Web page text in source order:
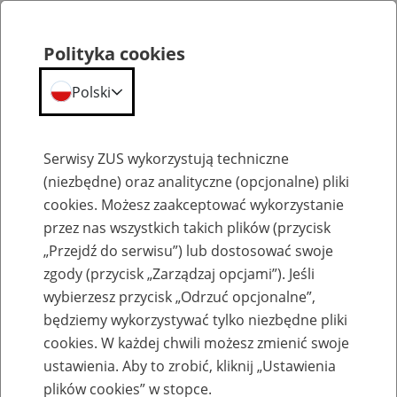
Emerytury
Baza zlikwidowanych lub
przekształconych zakładów pracy
Polityka cookies
Polski
Serwisy ZUS wykorzystują techniczne
(niezbędne) oraz analityczne (opcjonalne) pliki
cookies. Możesz zaakceptować wykorzystanie
przez nas wszystkich takich plików (przycisk
„Przejdź do serwisu”) lub dostosować swoje
zgody (przycisk „Zarządzaj opcjami”). Jeśli
wybierzesz przycisk „Odrzuć opcjonalne”,
będziemy wykorzystywać tylko niezbędne pliki
cookies. W każdej chwili możesz zmienić swoje
ustawienia. Aby to zrobić, kliknij „Ustawienia
plików cookies” w stopce.